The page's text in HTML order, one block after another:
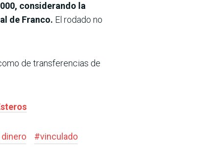
considerando la
de Franco. El rodado no
de transferencias de
dinero #vinculado